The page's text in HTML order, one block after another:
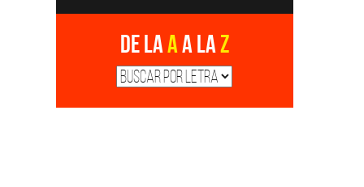
De laAa laZ